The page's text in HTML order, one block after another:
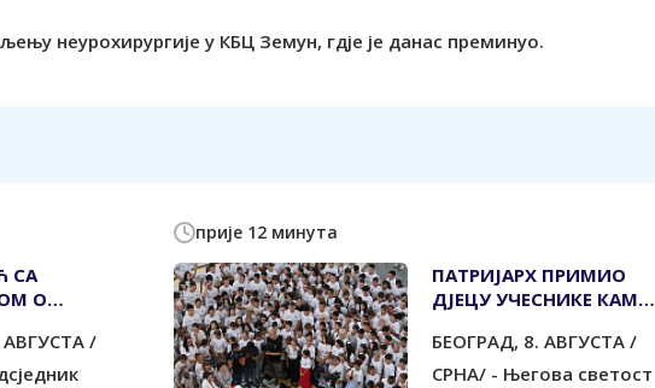
неурохирургије у КБЦ Земун, гдје је данас преминуо.
СА
О
АВГУСТА /
прије 12 минута
ПАТРИЈАРХ ПРИМИО
ДЈЕЦУ УЧЕСНИКЕ КАМПА
БЕОГРАД, 8. АВГУСТА /
СРНА/ - Његова светост